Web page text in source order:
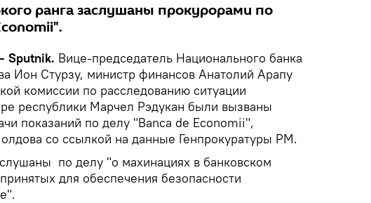
ранга заслушаны прокурорами по
Sputnik. Вице-председатель Национального банка
Ион Стурзу, министр финансов Анатолий Арапу
комиссии по расследованию ситуации
республики Марчел Рэдукан были вызваны
показаний по делу "Bаncа de Economii",
со ссылкой на данные Генпрокуратуры РМ.
по делу "о махинациях в банковском
для обеспечения безопасности